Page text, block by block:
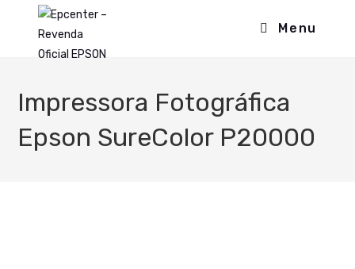
Menu
Impressora Fotográfica
Epson SureColor P20000